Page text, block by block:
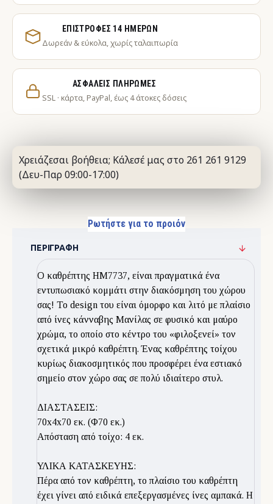
ΕΠΙΣΤΡΟΦΈΣ 14 ΗΜΕΡΏΝ
Δωρεάν & εύκολα, χωρίς ταλαιπωρία
ΑΣΦΑΛΕΊΣ ΠΛΗΡΩΜΈΣ
SSL · κάρτα, PayPal, έως 4 άτοκες δόσεις
Χρειάζεσαι βοήθεια; Κάλεσέ μας στο 261 261 9129
(Δευ-Παρ 09:00-17:00)
Ρωτήστε για το προιόν
ΠΕΡΙΓΡΑΦΉ
O καθρέπτης ΗΜ7737, είναι πραγματικά ένα
εντυπωσιακό κομμάτι στην διακόσμηση του χώρου
σας! Το design του είναι όμορφο και λιτό με πλαίσιο
από ίνες κάνναβης Μανίλας σε φυσικό και μαύρο
χρώμα, το οποίο στο κέντρο του «φιλοξενεί» τον
σχετικά μικρό καθρέπτη. Ένας καθρέπτης τοίχου
κυρίως διακοσμητικός που προσφέρει ένα εστιακό
σημείο στον χώρο σας σε πολύ ιδιαίτερο στυλ.
ΔΙΑΣΤΑΣΕΙΣ:
70x4x70 εκ. (Φ70 εκ.)
Απόσταση από τοίχο: 4 εκ.
ΥΛΙΚΑ ΚΑΤΑΣΚΕΥΗΣ:
Πέρα από τον καθρέπτη, το πλαίσιο του καθρέπτη
έχει γίνει από ειδικά επεξεργασμένες ίνες αμπακά. Η